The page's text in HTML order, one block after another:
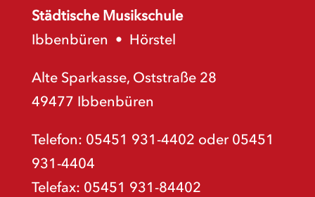
Städtische Musikschule
Ibbenbüren • Hörstel
Alte Sparkasse, Oststraße 28
49477 Ibbenbüren
Telefon: 05451 931-4402 oder 05451
931-4404
Telefax: 05451 931-84402